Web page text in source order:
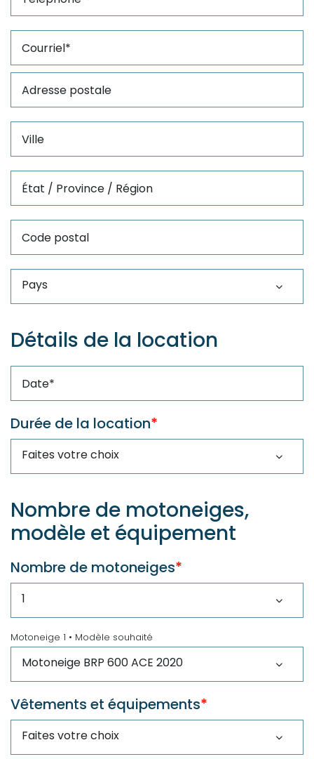
Adresse postale
Ville
État/Province/Région
Code postal
Détails de la location
Durée de la location*
Nombre de motoneiges,
modèle et équipement
Nombre de motoneiges*
Motoneige 1 • Modèle souhaité
Vêtements et équipements*